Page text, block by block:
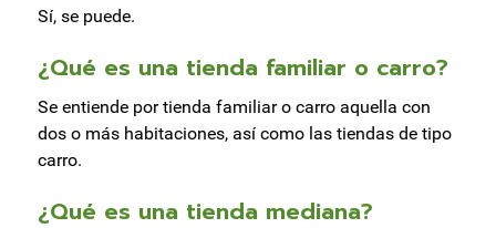
Sí, se puede.
¿Qué es una tienda familiar o carro?
Se entiende por tienda familiar o carro aquella con
dos o más habitaciones, así como las tiendas de tipo
carro.
¿Qué es una tienda mediana?